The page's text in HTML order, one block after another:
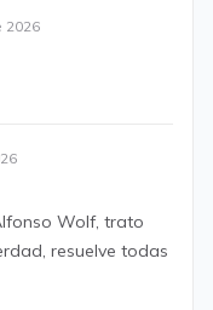
2026
Wolf, trato
resuelve todas